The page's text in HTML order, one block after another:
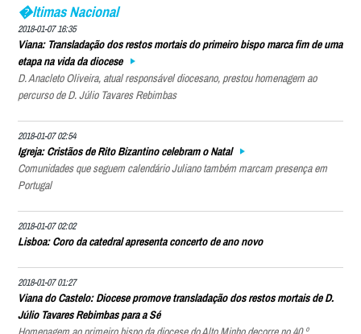
�ltimas Nacional
2018-01-07 16:35
Viana: Transladação dos restos mortais do primeiro bispo marca fim de uma
etapa na vida da diocese
D. Anacleto Oliveira, atual responsável diocesano, prestou homenagem ao
percurso de D. Júlio Tavares Rebimbas
2018-01-07 02:54
Igreja: Cristãos de Rito Bizantino celebram o Natal
Comunidades que seguem calendário Juliano também marcam presença em
Portugal
2018-01-07 02:02
Lisboa: Coro da catedral apresenta concerto de ano novo
2018-01-07 01:27
Viana do Castelo: Diocese promove transladação dos restos mortais de D.
Júlio Tavares Rebimbas para a Sé